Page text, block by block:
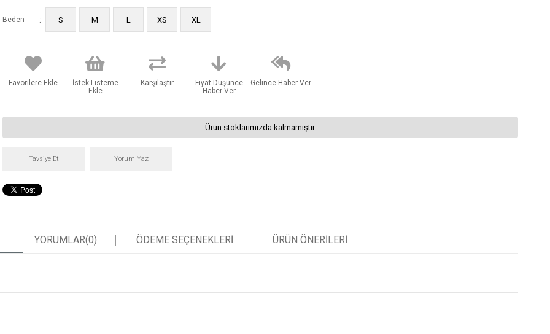
Beden : S M L XS XL
Favorilere Ekle
İstek Listeme
Ekle
Karşılaştır
Fiyat Düşünce
Haber Ver
Gelince Haber Ver
Ürün stoklarımızda kalmamıştır.
Tavsiye Et Yorum Yaz
YORUMLAR(0) ÖDEME SEÇENEKLERI ÜRÜN ÖNERILERI